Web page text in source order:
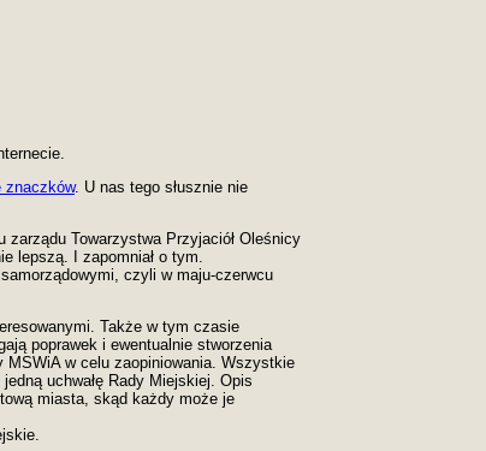
znaczków. U nas tego słusznie nie
Towarzystwa Przyjaciół Oleśnicy
lepszą. I zapomniał o tym.
czyli w maju-czerwcu
Także w tym czasie
poprawek i ewentualnie stworzenia
w celu zaopiniowania. Wszystkie
uchwałę Rady Miejskiej. Opis
miasta, skąd każdy może je